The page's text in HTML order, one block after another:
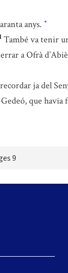
anys. *
També va tenir
a Ofrà
ja del
que havia
9